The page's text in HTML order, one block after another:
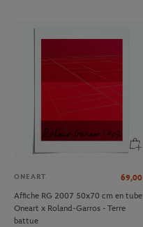
ONEART 69,00
Affiche RG 2007 50x70 cm en tube
Oneart x Roland-Garros - Terre
battue